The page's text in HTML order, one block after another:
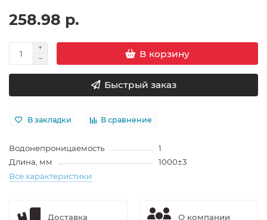
258.98 р.
В корзину
Быстрый заказ
В закладки В сравнение
Водонепроницаемость
1
Длина, мм
1000±3
Все характеристики
Доставка О компании